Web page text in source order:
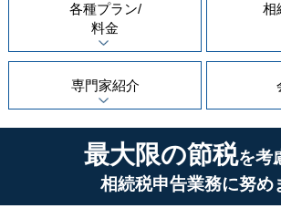
各種プラン/
料金
相
専門家紹介
最大限の節税を考
相続税申告業務に努め